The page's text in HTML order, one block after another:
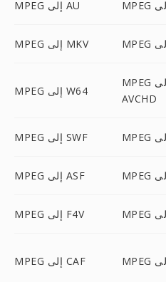
MPEG إلى AU
MPEG إلى MKV
MPEG إلى W64
MPEG إلى
AVCHD
MPEG إلى SWF
MPEG إلى ASF
MPEG إلى F4V
MPEG إلى CAF